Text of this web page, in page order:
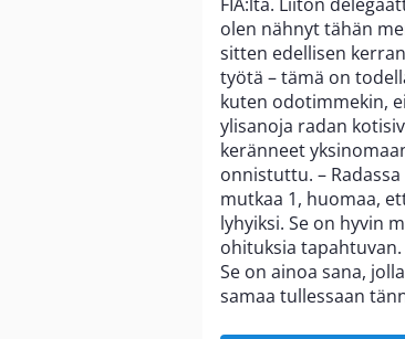
olen nähnyt tähän
sitten edellisen
työtä – tämä on
kuten odotimmekin,
ylisanoja radan
keränneet
onnistuttu. –
mutkaa 1, huomaa,
lyhyiksi. Se on hyvin
ohituksia
Se on ainoa sana,
samaa tullessaan